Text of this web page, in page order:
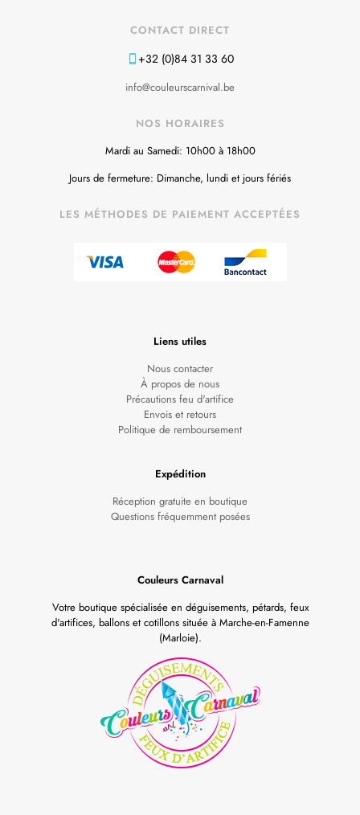
CONTACT DIRECT
+32 (0)84 31 33 60
info@couleurscarnival.be
NOS HORAIRES
Mardi au Samedi: 10h00 à 18h00
Jours de fermeture: Dimanche, lundi et jours fériés
LES MÉTHODES DE PAIEMENT ACCEPTÉES
Liens utiles
Nous contacter
À propos de nous
Précautions feu d'artifice
Envois et retours
Politique de remboursement
Expédition
Réception gratuite en boutique
Questions fréquemment posées
Couleurs Carnaval
Votre boutique spécialisée en déguisements, pétards, feux
d'artifices, ballons et cotillons située à Marche-en-Famenne
(Marloie).